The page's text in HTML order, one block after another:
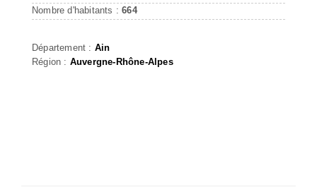
Nombre d'habitants :664
Département : Ain
Région : Auvergne-Rhône-Alpes